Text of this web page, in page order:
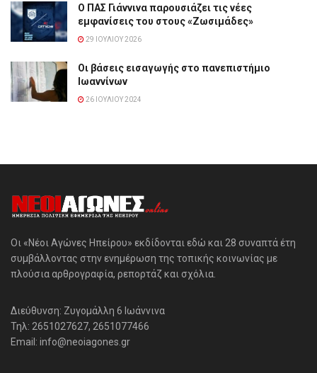
Ο ΠΑΣ Γιάννινα παρουσιάζει τις νέες
εμφανίσεις του στους «Ζωσιμάδες»
29 ΙΟΥΛΊΟΥ 2026
Οι βάσεις εισαγωγής στο πανεπιστήμιο
Ιωαννίνων
26 ΙΟΥΛΊΟΥ 2024
Οι «Νέοι Αγώνες Ηπείρου» εκδίδονται εδώ και 28 συναπτά έτη
συμβάλλοντας στην ενημέρωση της τοπικής κοινωνίας με
πλούσια αρθρογραφία, ρεπορτάζ και σχόλια.
Διεύθυνση: Ζυγομάλλη 6 Ιωάννινα
Τηλ: 2651027627, 2651077466
Email: info@neoiagones.gr